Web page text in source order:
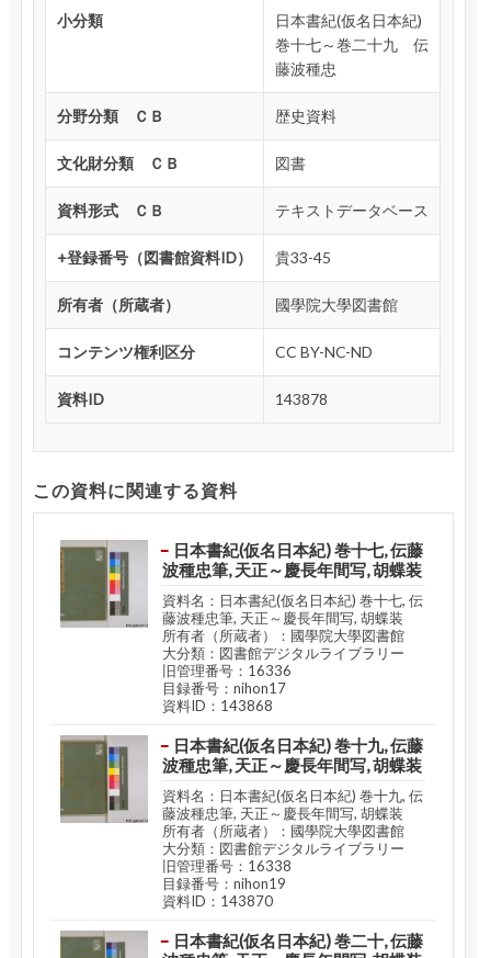
小分類
日本書紀(仮名日本紀)
巻十七～巻二十九 伝
藤波種忠
分野分類 ＣＢ 歴史資料
文化財分類 ＣＢ 図書
資料形式 ＣＢ テキストデータベース
+登録番号（図書館資料ID） 貴33-45
所有者（所蔵者） 國學院大學図書館
コンテンツ権利区分 CC BY-NC-ND
資料ID 143878
この資料に関連する資料
日本書紀(仮名日本紀) 巻十七, 伝藤
波種忠筆, 天正～慶長年間写, 胡蝶装
資料名：日本書紀(仮名日本紀) 巻十七, 伝
藤波種忠筆, 天正～慶長年間写, 胡蝶装
所有者（所蔵者）：國學院大學図書館
大分類：図書館デジタルライブラリー
旧管理番号：16336
目録番号：nihon17
資料ID：143868
日本書紀(仮名日本紀) 巻十九, 伝藤
波種忠筆, 天正～慶長年間写, 胡蝶装
資料名：日本書紀(仮名日本紀) 巻十九, 伝
藤波種忠筆, 天正～慶長年間写, 胡蝶装
所有者（所蔵者）：國學院大學図書館
大分類：図書館デジタルライブラリー
旧管理番号：16338
目録番号：nihon19
資料ID：143870
日本書紀(仮名日本紀) 巻二十, 伝藤